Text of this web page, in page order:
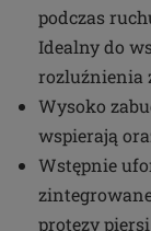
podczas
Idealny do
rozluźnienia
Wysoko
wspierają
Wstępnie
protezy